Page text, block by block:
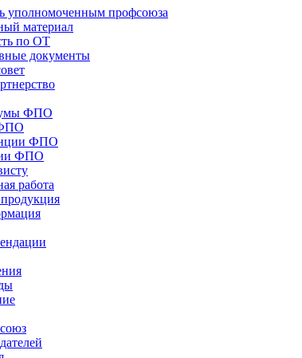
уполномоченным профсоюза
материал
по ОТ
документы
ФПО
ФПО
ФПО
работа